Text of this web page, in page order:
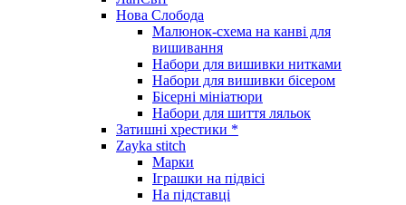
Нова Слобода
Малюнок-схема на канві для
вишивання
Набори для вишивки нитками
Набори для вишивки бісером
Бісерні мініатюри
Набори для шиття ляльок
Затишні хрестики *
Zayka stitch
Марки
Іграшки на підвісі
На підставці